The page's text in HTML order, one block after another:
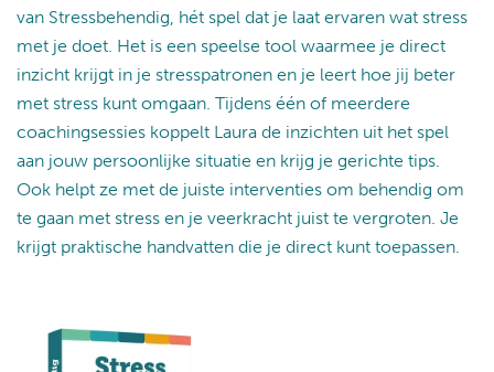
van Stressbehendig, hét spel dat je laat ervaren wat stress
met je doet. Het is een speelse tool waarmee je direct
inzicht krijgt in je stresspatronen en je leert hoe jij beter
met stress kunt omgaan. Tijdens één of meerdere
coachingsessies koppelt Laura de inzichten uit het spel
aan jouw persoonlijke situatie en krijg je gerichte tips.
Ook helpt ze met de juiste interventies om behendig om
te gaan met stress en je veerkracht juist te vergroten. Je
krijgt praktische handvatten die je direct kunt toepassen.